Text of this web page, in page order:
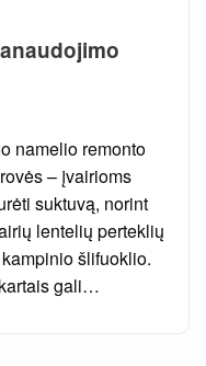
namelio remonto
– įvairioms
suktuvą, norint
lentelių perteklių
šlifuoklio.
gali…